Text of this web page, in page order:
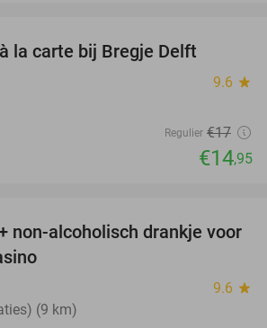
la carte bij Bregje Delft
9.6 star
Regulier €17
€14,95
52%
non-alcoholisch drankje voor
9.6 star
(9 km)